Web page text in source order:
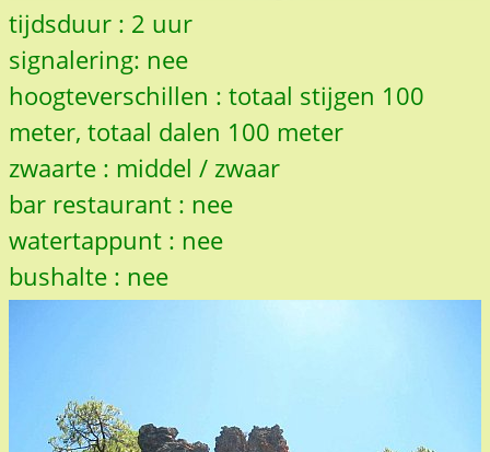
tijdsduur : 2 uur
signalering: nee
hoogteverschillen : totaal stijgen 100
meter, totaal dalen 100 meter
zwaarte : middel / zwaar
bar restaurant : nee
watertappunt : nee
bushalte : nee